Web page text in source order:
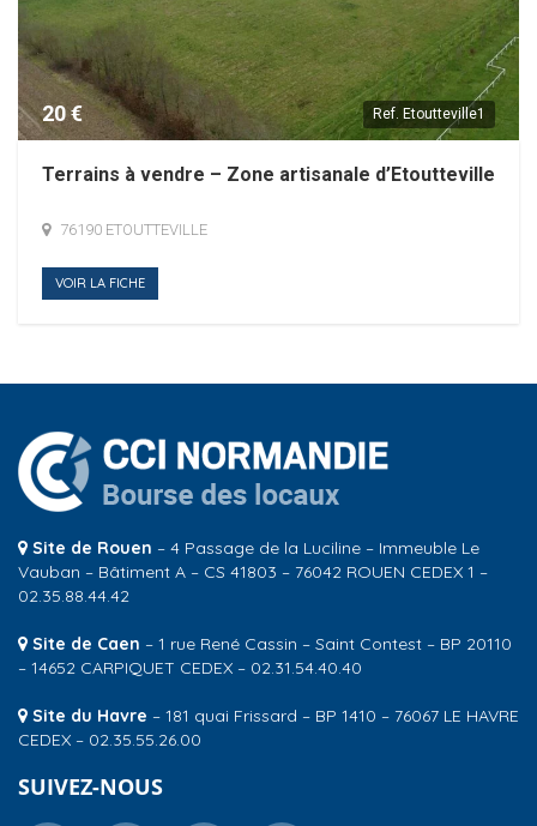
20 € Ref. Etoutteville1
Terrains à vendre – Zone artisanale d’Etoutteville
76190 ETOUTTEVILLE
VOIR LA FICHE
Site de Rouen – 4 Passage de la Luciline – Immeuble Le
Vauban – Bâtiment A – CS 41803 – 76042 ROUEN CEDEX 1 –
02.35.88.44.42
Site de Caen – 1 rue René Cassin – Saint Contest – BP 20110
– 14652 CARPIQUET CEDEX – 02.31.54.40.40
Site du Havre – 181 quai Frissard – BP 1410 – 76067 LE HAVRE
CEDEX – 02.35.55.26.00
SUIVEZ-NOUS